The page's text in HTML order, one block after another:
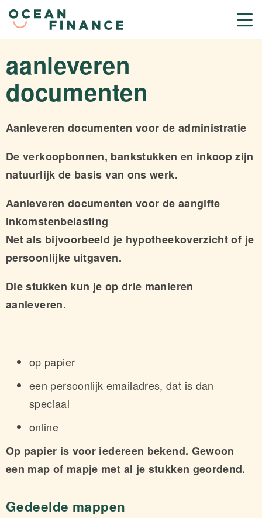
aanleveren
documenten
Aanleveren documenten voor de administratie
De verkoopbonnen, bankstukken en inkoop zijn
natuurlijk de basis van ons werk.
Aanleveren documenten voor de aangifte
inkomstenbelasting
Net als bijvoorbeeld je hypotheekoverzicht of je
persoonlijke uitgaven.
Die stukken kun je op drie manieren
aanleveren.
op papier
een persoonlijk emailadres, dat is dan
speciaal
online
Op papier is voor iedereen bekend. Gewoon
een map of mapje met al je stukken geordend.
Gedeelde mappen